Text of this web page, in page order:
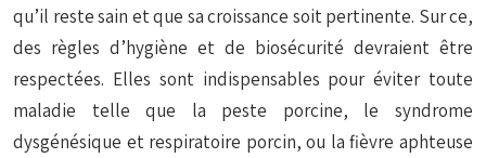
qu’il reste sain et que sa croissance soit pertinente. Sur ce,
des règles d’hygiène et de biosécurité devraient être
respectées. Elles sont indispensables pour éviter toute
maladie telle que la peste porcine, le syndrome
dysgénésique et respiratoire porcin, ou la fièvre aphteuse